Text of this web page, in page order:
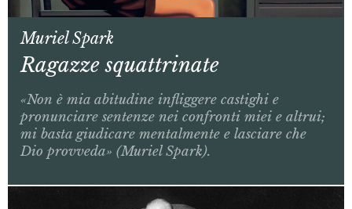
Muriel Spark
Ragazze squattrinate
«Non è mia abitudine infliggere castighi e
pronunciare sentenze nei confronti miei e altrui;
mi basta giudicare mentalmente e lasciare che
Dio provveda» (Muriel Spark).